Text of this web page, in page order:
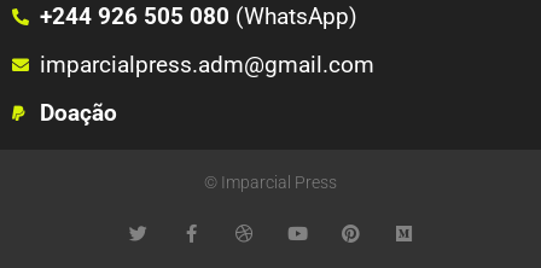
+244 926 505 080 (WhatsApp)
imparcialpress.adm@gmail.com
Doação
© Imparcial Press